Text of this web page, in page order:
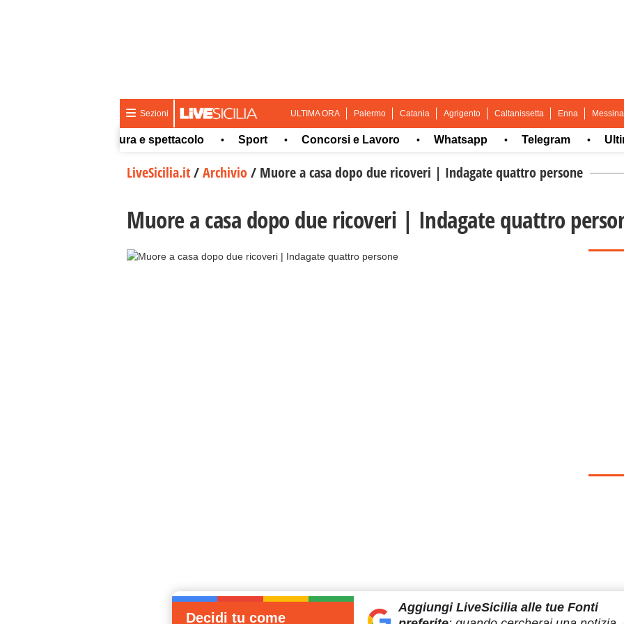
Sezioni ULTIMA ORA Palermo Catania Agrigento Caltanissetta Enna Messina
Cultura e spettacolo • Sport • Concorsi e Lavoro • Whatsapp • Telegram • Ultima
LiveSicilia.it/Archivio/ Muore a casa dopo due ricoveri | Indagate quattro persone
Muore a casa dopo due ricoveri | Indagate quattro
Decidi tu come
Aggiungi LiveSiciliaalle tue Fonti